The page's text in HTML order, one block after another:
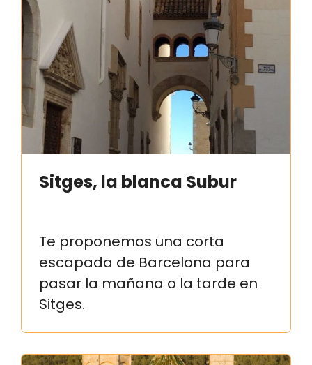
Sitges, la blanca Subur
Te proponemos una corta
escapada de Barcelona para
pasar la mañana o la tarde en
Sitges.